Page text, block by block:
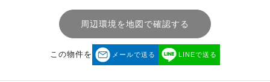
周辺環境を地図で確認する
この物件を メールで送る LINEで送る